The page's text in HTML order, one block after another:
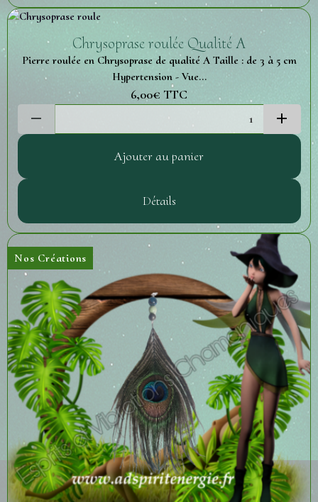
Chrysoprase roulée Qualité A
Pierre roulée en Chrysoprase de qualité A Taille : de 3 à 5 cm
Hypertension - Vue...
6,00€ TTC
Ajouter au panier
Détails
Nos Créations